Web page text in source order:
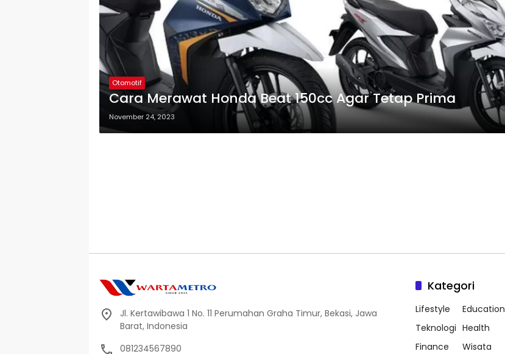
Otomotif
Cara Merawat Honda Beat 150cc Agar Tetap Prima
November 24, 2023
Jl. Kertawibawa 1 No. 11 Perumahan Graha Timur, Bekasi, Jawa
Barat, Indonesia
081234567890
Kategori
Lifestyle
Education
Teknologi Health
Finance
Wisata